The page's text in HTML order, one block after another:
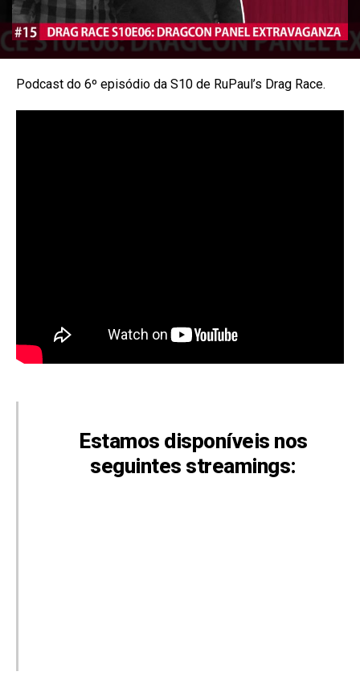
Podcast do 6º episódio da S10 de RuPaul’s Drag Race.
Estamos disponíveis nos
seguintes streamings: